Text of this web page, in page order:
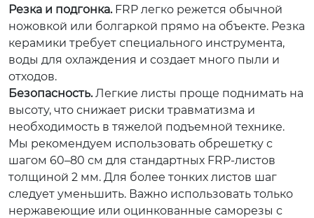
Резка и подгонка.FRP легко режется обычной
ножовкой или болгаркой прямо на объекте. Резка
керамики требует специального инструмента,
воды для охлаждения и создает много пыли и
отходов.
Безопасность.Легкие листы проще поднимать на
высоту, что снижает риски травматизма и
необходимость в тяжелой подъемной технике.
Мы рекомендуем использовать обрешетку с
шагом 60–80 см для стандартных FRP-листов
толщиной 2 мм. Для более тонких листов шаг
следует уменьшить. Важно использовать только
нержавеющие или оцинкованные саморезы с